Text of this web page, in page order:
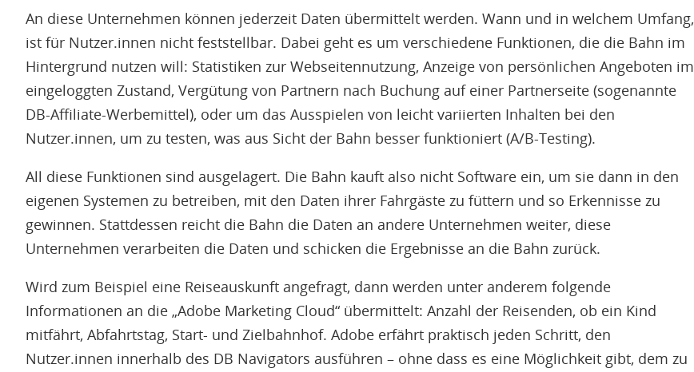
An diese Unternehmen können jederzeit Daten übermittelt werden. Wann und in welchem Umfang,
ist für Nutzer.innen nicht feststellbar. Dabei geht es um verschiedene Funktionen, die die Bahn im
Hintergrund nutzen will: Statistiken zur Webseitennutzung, Anzeige von persönlichen Angeboten im
eingeloggten Zustand, Vergütung von Partnern nach Buchung auf einer Partnerseite (sogenannte
DB-Affiliate-Werbemittel), oder um das Ausspielen von leicht variierten Inhalten bei den
Nutzer.innen, um zu testen, was aus Sicht der Bahn besser funktioniert (A/B-Testing).
All diese Funktionen sind ausgelagert. Die Bahn kauft also nicht Software ein, um sie dann in den
eigenen Systemen zu betreiben, mit den Daten ihrer Fahrgäste zu füttern und so Erkennisse zu
gewinnen. Stattdessen reicht die Bahn die Daten an andere Unternehmen weiter, diese
Unternehmen verarbeiten die Daten und schicken die Ergebnisse an die Bahn zurück.
Wird zum Beispiel eine Reiseauskunft angefragt, dann werden unter anderem folgende
Informationen an die „Adobe Marketing Cloud“ übermittelt: Anzahl der Reisenden, ob ein Kind
mitfährt, Abfahrtstag, Start- und Zielbahnhof. Adobe erfährt praktisch jeden Schritt, den
Nutzer.innen innerhalb des DB Navigators ausführen – ohne dass es eine Möglichkeit gibt, dem zu